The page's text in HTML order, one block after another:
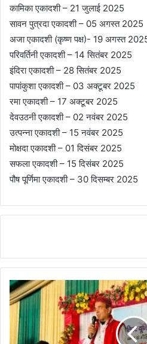
कामिका एकादशी – 21 जुलाई 2025
सावन पुत्रदा एकादशी – 05 अगस्त 2025
अजा एकादशी (कृष्ण पक्ष)- 19 अगस्त
परिवर्तिनी एकादशी – 14 सितंबर 2025
इंदिरा एकादशी – 28 सितंबर 2025
पापांकुशा एकादशी – 03 अक्टूबर 2025
रमा एकादशी – 17 अक्टूबर 2025
देवउठनी एकादशी – 02 नवंबर 2025
उत्पन्ना एकादशी – 15 नवंबर 2025
मोक्षदा एकादशी – 01 दिसंबर 2025
सफला एकादशी – 15 दिसंबर 2025
पौष पूर्णिमा एकादशी – 30 दिसम्बर 2025